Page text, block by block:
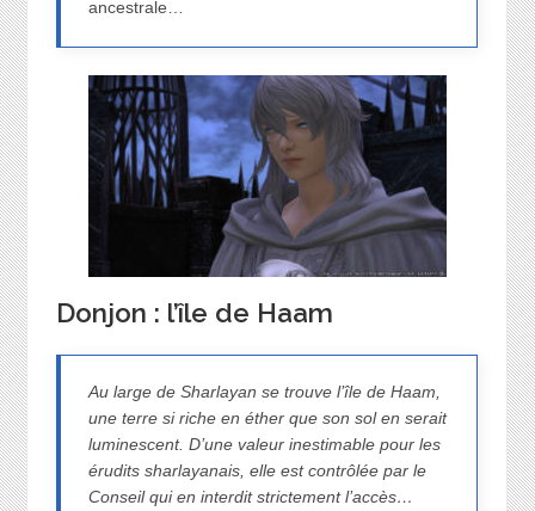
ancestrale…
Donjon : l’île de Haam
Au large de Sharlayan se trouve l’île de Haam,
une terre si riche en éther que son sol en serait
luminescent. D’une valeur inestimable pour les
érudits sharlayanais, elle est contrôlée par le
Conseil qui en interdit strictement l’accès…